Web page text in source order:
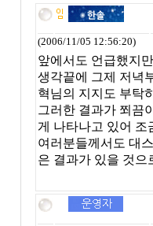
(2006/11/05 12:56:20)
앞에서도 언급했지
생각끝에 그제 저녁
혁님의 지지도 부탁
그러한 결과가 쬐끔
게 나타나고 있어 조
여러분들께서도 대
은 결과가 있을 것으